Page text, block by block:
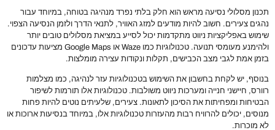
תכנון מסלולי נסיעה מראש הוא חלק בלתי נפרד מנהיגה בטוחה, במיוחד עבור
נהגים צעירים. חשוב להיות מודעים למזג האוויר, לתנאי הדרך ולזמן הנסיעה הצפוי.
שימוש באפליקציות ניווט מתקדמות יכול לסייע במציאת מסלולים טובים יותר
ולהימנע מעומסי תנועה. טכנולוגיות כמו Waze או Google Maps מציעות עדכונים
בזמן אמת לגבי מצב הכבישים, תקלות ונקודות עצירה מומלצות.
בנוסף, יש לקחת בחשבון את השימוש בטכנולוגיות עזר לנהיגה, כמו מצלמות
רוורס, חיישני חנייה ומערכות ניווט משולבות. טכנולוגיות אלו תורמות לשיפור
הבטיחות ומפחיתות את הסיכון לתאונות. צעירים, שלעיתים נוטים להיות פחות
מנוסים, יכולים להרוויח רבות מהעזרות טכנולוגיות אלו, במיוחד בנסיעות ארוכות או
לא מוכרות.